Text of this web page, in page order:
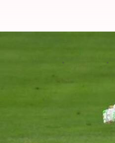
टी-20 विश्व कप,
क्या है खबर?
2021 के
पाकिस्तान से मोहम्मद
दूसरी तरफ ऑस्ट्रेलिया की